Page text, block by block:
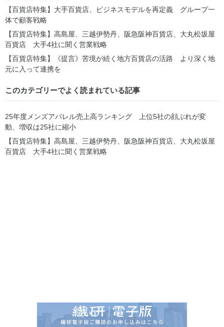
【百貨店特集】大手百貨店、ビジネスモデルを再定義 グループ一
体で顧客戦略
【百貨店特集】高島屋、三越伊勢丹、阪急阪神百貨店、大丸松坂屋
百貨店 大手4社に聞く営業戦略
【百貨店特集】《提言》苦境が続く地方百貨店の活路 より深く地
元に入って連携を
このカテゴリーでよく読まれている記事
25年度メンズアパレル売上高ランキング 上位5社の顔ぶれが変
動、増収は25社に縮小
【百貨店特集】高島屋、三越伊勢丹、阪急阪神百貨店、大丸松坂屋
百貨店 大手4社に聞く営業戦略